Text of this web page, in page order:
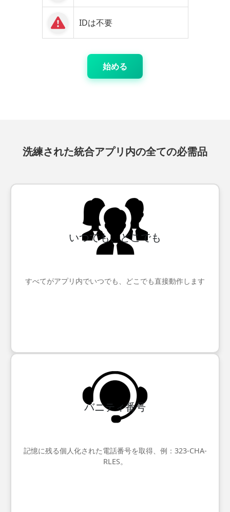
IDは不要
始める
洗練された統合アプリ内の全ての必需品
いつでも、どこでも
すべてがアプリ内でいつでも、どこでも直接動作します
バニティ番号
記憶に残る個人化された電話番号を取得、例：323-CHA-
RLES。